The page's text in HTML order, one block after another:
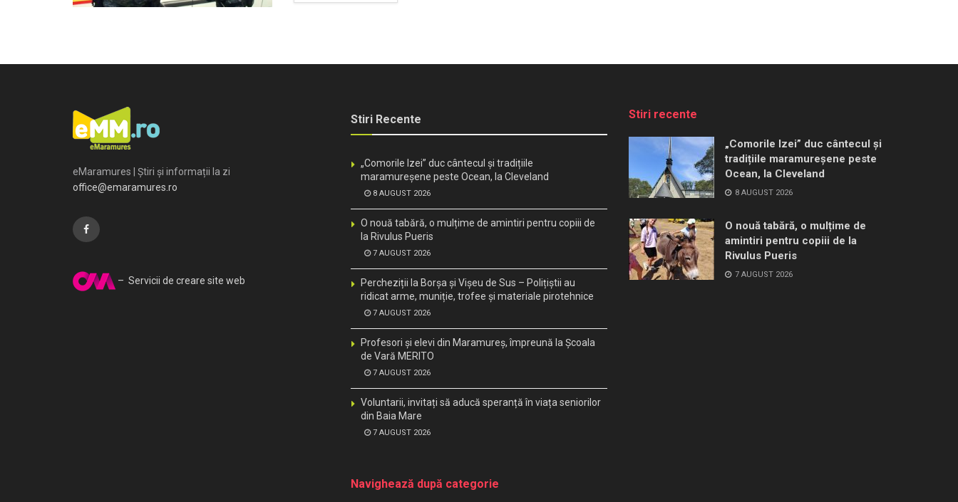
eMaramures | Știri și informații la zi
office@emaramures.ro
– Servicii de creare site web
Stiri Recente
„Comorile Izei” duc cântecul și tradițiile
maramureșene peste Ocean, la Cleveland
8 AUGUST 2026
O nouă tabără, o mulțime de amintiri pentru copiii de
la Rivulus Pueris
7 AUGUST 2026
Percheziții la Borșa și Vișeu de Sus – Polițiștii au
ridicat arme, muniție, trofee și materiale pirotehnice
7 AUGUST 2026
Profesori și elevi din Maramureș, împreună la Școala
de Vară MERITO
7 AUGUST 2026
Voluntarii, invitați să aducă speranță în viața seniorilor
din Baia Mare
7 AUGUST 2026
Navighează după categorie
Stiri recente
„Comorile Izei” duc cântecul și
tradițiile maramureșene peste
Ocean, la Cleveland
8 AUGUST 2026
O nouă tabără, o mulțime de
amintiri pentru copiii de la
Rivulus Pueris
7 AUGUST 2026